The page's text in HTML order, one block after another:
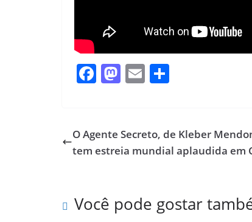
F
b
o
M
d
o
E
l e
O Agente Secreto, de Kleber
tem estreia mundial aplaudida em
Você pode gostar